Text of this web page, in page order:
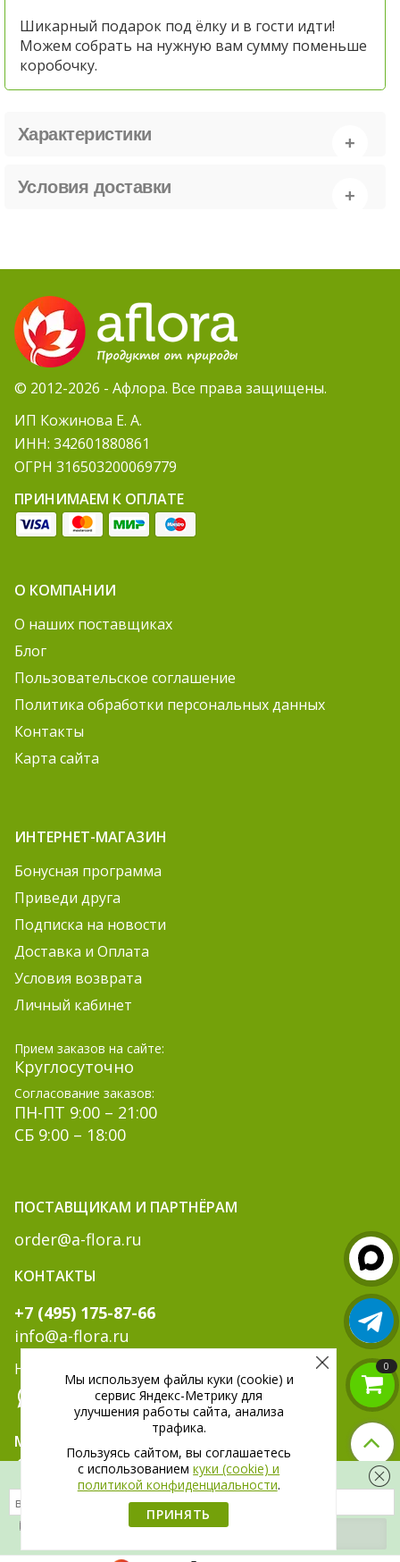
Скидка 300 рублей на первый заказ
на обработку своих
Шикарный подарок под ёлку и в гости идти!
Можем собрать на нужную вам сумму поменьше
коробочку.
Характеристики
Условия доставки
© 2012-2026 - Афлора. Все права защищены.
ИП Кожинова Е. А.
ИНН: 342601880861
ОГРН 316503200069779
ПРИНИМАЕМ К ОПЛАТЕ
О КОМПАНИИ
О наших поставщиках
Блог
Пользовательское соглашение
Политика обработки персональных данных
Контакты
Карта сайта
ИНТЕРНЕТ-МАГАЗИН
Бонусная программа
Приведи друга
Подписка на новости
Доставка и Оплата
Условия возврата
Личный кабинет
Прием заказов на сайте:
Круглосуточно
Согласование заказов:
ПН-ПТ 9:00 – 21:00
СБ 9:00 – 18:00
ПОСТАВЩИКАМ И ПАРТНЁРАМ
order@a-flora.ru
КОНТАКТЫ
+7 (495) 175-87-66
info@a-flora.ru
Написать нам:
МЫ В СОЦ. СЕТЯХ:
0
Мы используем файлы куки (cookie) и
сервис Яндекс-Метрику для
улучшения работы сайта, анализа
трафика.
Пользуясь сайтом, вы соглашаетесь
c использованиемкуки (cookie) и
политикой конфиденциальности.
ПРИНЯТЬ